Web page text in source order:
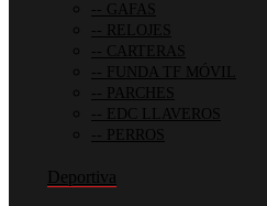
GAFAS
RELOJES
CARTERAS
FUNDA TF MÓVIL
PARCHES
EDC LLAVEROS
PERROS
Deportiva